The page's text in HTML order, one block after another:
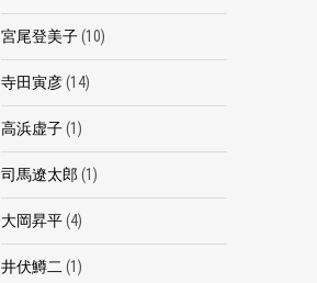
宮尾登美子(10)
寺田寅彦(14)
高浜虚子(1)
司馬遼太郎 (1)
大岡昇平(4)
井伏鱒二 (1)